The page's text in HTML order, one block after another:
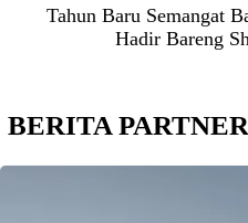
Tahun Baru Semangat
Hadir Bareng